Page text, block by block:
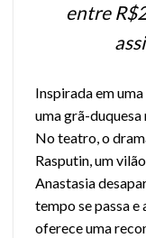
entre
Inspirada em
uma grã-duquesa
No teatro, o
Rasputin, um
Anastasia
tempo se passa e
oferece uma